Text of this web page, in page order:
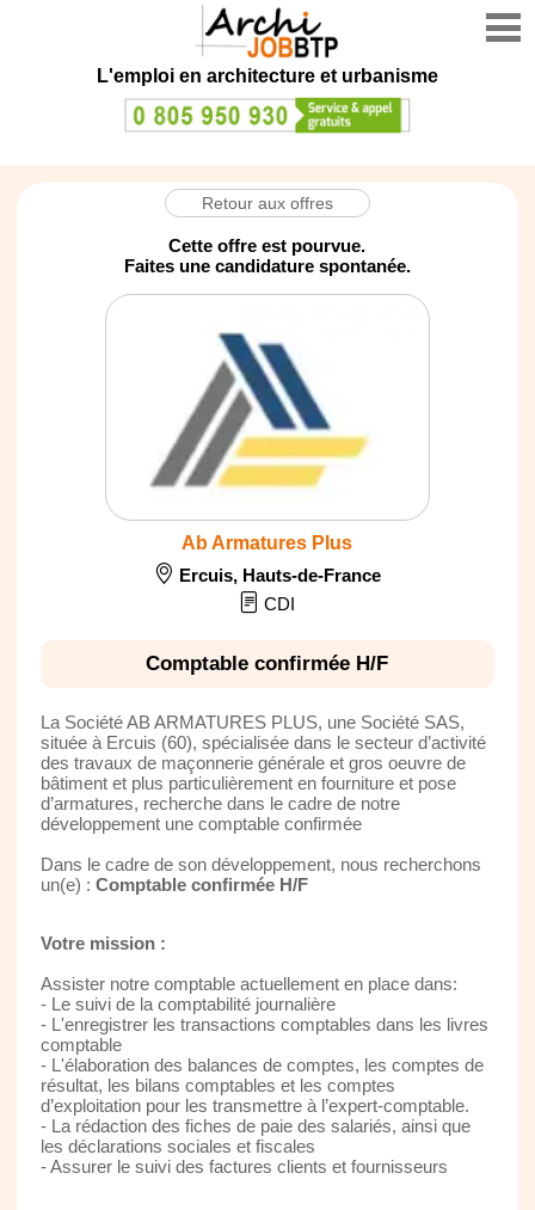
L'emploi en architecture et urbanisme
Retour aux offres
Cette offre est pourvue.
Faites une candidature spontanée.
Ab Armatures Plus
Ercuis, Hauts-de-France
CDI
Comptable confirmée H/F
La Société AB ARMATURES PLUS, une Société SAS,
située à Ercuis (60), spécialisée dans le secteur d’activité
des travaux de maçonnerie générale et gros oeuvre de
bâtiment et plus particulièrement en fourniture et pose
d’armatures, recherche dans le cadre de notre
développement une comptable confirmée
Dans le cadre de son développement, nous recherchons
un(e) : Comptable confirmée H/F
Votre mission :
Assister notre comptable actuellement en place dans:
- Le suivi de la comptabilité journalière
- L'enregistrer les transactions comptables dans les livres
comptable
- L'élaboration des balances de comptes, les comptes de
résultat, les bilans comptables et les comptes
d’exploitation pour les transmettre à l’expert-comptable.
- La rédaction des fiches de paie des salariés, ainsi que
les déclarations sociales et fiscales
- Assurer le suivi des factures clients et fournisseurs